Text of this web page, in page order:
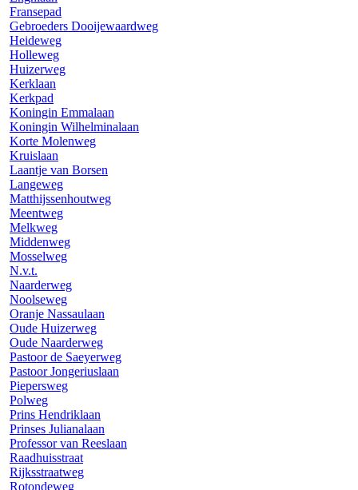
Fransepad
Gebroeders Dooijewaardweg
Heideweg
Holleweg
Huizerweg
Kerklaan
Kerkpad
Koningin Emmalaan
Koningin Wilhelminalaan
Korte Molenweg
Kruislaan
Laantje van Borsen
Langeweg
Matthijssenhoutweg
Meentweg
Melkweg
Middenweg
Mosselweg
N.v.t.
Naarderweg
Noolseweg
Oranje Nassaulaan
Oude Huizerweg
Oude Naarderweg
Pastoor de Saeyerweg
Pastoor Jongeriuslaan
Piepersweg
Polweg
Prins Hendriklaan
Prinses Julianalaan
Professor van Reeslaan
Raadhuisstraat
Rijksstraatweg
Rotondeweg